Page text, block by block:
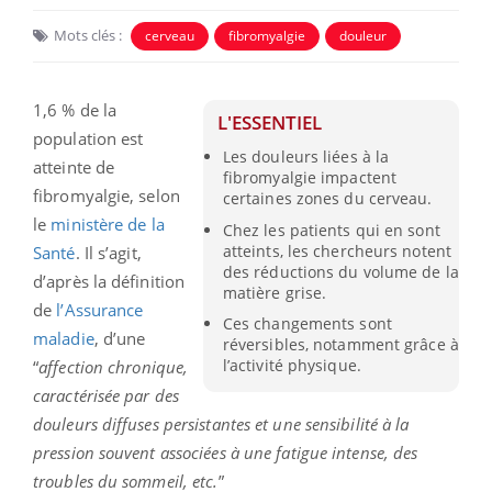
Mots clés : cerveau fibromyalgie douleur
L'ESSENTIEL
Les douleurs liées à la
fibromyalgie impactent
certaines zones du cerveau.
Chez les patients qui en sont
atteints, les chercheurs notent
des réductions du volume de la
matière grise.
Ces changements sont
réversibles, notamment grâce à
l’activité physique.
1,6 % de la
population est
atteinte de
fibromyalgie, selon
le ministère de la
Santé. Il s’agit,
d’après la définition
de l’Assurance
maladie, d’une
“affection chronique,
caractérisée par des
douleurs diffuses persistantes et une sensibilité à la
pression souvent associées à une fatigue intense, des
troubles du sommeil, etc.”